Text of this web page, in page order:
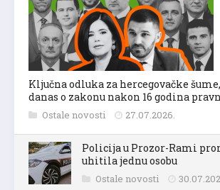
Ključna odluka za hercegovačke
danas o zakonu nakon 16 godina
Ostale novosti 27.07.2026.
Policija u Prozor-Rami
uhitila jednu osobu
Ostale novosti